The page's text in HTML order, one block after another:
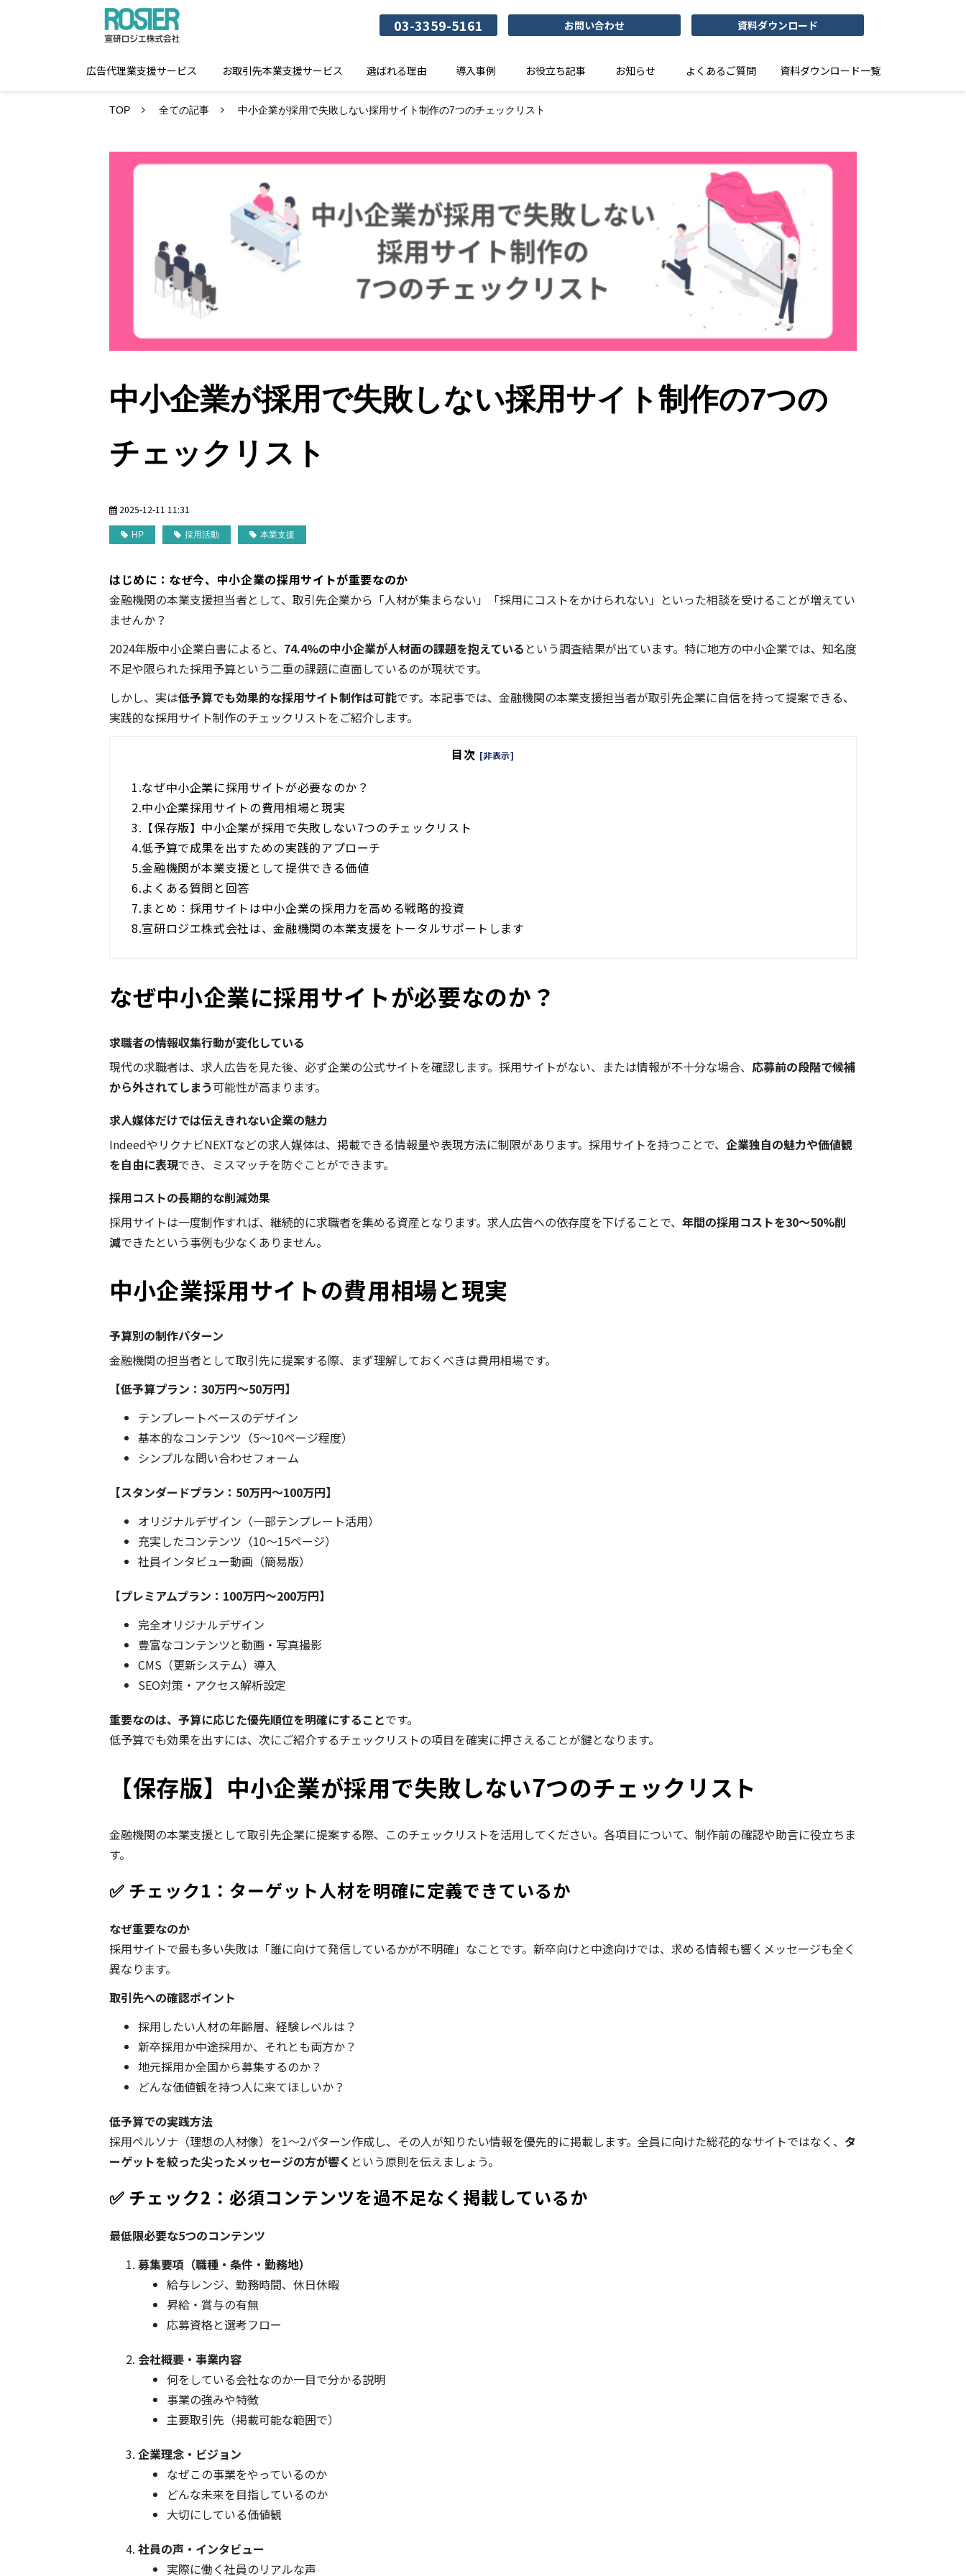
03-3359-5161 お問い合わせ 資料ダウンロード
広告代理業支援サービス お取引先本業支援サービス 選ばれる理由 導入事例 お役立ち記事 お知らせ よくあるご質問 資料ダウンロード一覧
TOP 全ての記事 中小企業が採用で失敗しない採用サイト制作の7つのチェックリスト
中小企業が採用で失敗しない採用サイト制作の7つの
チェックリスト
2025-12-11 11:31
HP 採用活動 本業支援
はじめに：なぜ今、中小企業の採用サイトが重要なのか
金融機関の本業支援担当者として、取引先企業から「人材が集まらない」「採用にコストをかけられない」といった相談を受けることが増えてい
ませんか？
2024年版中小企業白書によると、 74.4%の中小企業が人材面の課題を抱えている という調査結果が出ています。特に地方の中小企業では、知名度
不足や限られた採用予算という二重の課題に直面しているのが現状です。
しかし、実は低予算でも効果的な採用サイト制作は可能です。本記事では、金融機関の本業支援担当者が取引先企業に自信を持って提案できる、
実践的な採用サイト制作のチェックリストをご紹介します。
目次 [非表示]
1.なぜ中小企業に採用サイトが必要なのか？
2.中小企業採用サイトの費用相場と現実
3. 【保存版】中小企業が採用で失敗しない7つのチェックリスト
4.低予算で成果を出すための実践的アプローチ
5.金融機関が本業支援として提供できる価値
6.よくある質問と回答
7.まとめ：採用サイトは中小企業の採用力を高める戦略的投資
8.宣研ロジエ株式会社は、金融機関の本業支援をトータルサポートします
なぜ中小企業に採用サイトが必要なのか？
求職者の情報収集行動が変化している
現代の求職者は、求人広告を見た後、必ず企業の公式サイトを確認します。採用サイトがない、または情報が不十分な場合、 応募前の段階で候補
から外されてしまう可能性が高まります。
求人媒体だけでは伝えきれない企業の魅力
IndeedやリクナビNEXTなどの求人媒体は、掲載できる情報量や表現方法に制限があります。採用サイトを持つことで、 企業独自の魅力や価値観
を自由に表現でき、ミスマッチを防ぐことができます。
採用コストの長期的な削減効果
採用サイトは一度制作すれば、継続的に求職者を集める資産となります。求人広告への依存度を下げることで、 年間の採用コストを30〜50%削
減できたという事例も少なくありません。
中小企業採用サイトの費用相場と現実
予算別の制作パターン
金融機関の担当者として取引先に提案する際、まず理解しておくべきは費用相場です。
【低予算プラン：30万円〜50万円】
テンプレートベースのデザイン
基本的なコンテンツ（5〜10ページ程度）
シンプルな問い合わせフォーム
【スタンダードプラン：50万円〜100万円】
オリジナルデザイン（一部テンプレート活用）
充実したコンテンツ（10〜15ページ）
社員インタビュー動画（簡易版）
【プレミアムプラン：100万円〜200万円】
完全オリジナルデザイン
豊富なコンテンツと動画・写真撮影
CMS（更新システム）導入
SEO対策・アクセス解析設定
重要なのは、予算に応じた優先順位を明確にすることです。
低予算でも効果を出すには、次にご紹介するチェックリストの項目を確実に押さえることが鍵となります。
【保存版】中小企業が採用で失敗しない7つのチェックリスト
金融機関の本業支援として取引先企業に提案する際、このチェックリストを活用してください。各項目について、制作前の確認や助言に役立ちま
す。
✅ チェック1：ターゲット人材を明確に定義できているか
なぜ重要なのか
採用サイトで最も多い失敗は「誰に向けて発信しているかが不明確」なことです。新卒向けと中途向けでは、求める情報も響くメッセージも全く
異なります。
取引先への確認ポイント
採用したい人材の年齢層、経験レベルは？
新卒採用か中途採用か、それとも両方か？
地元採用か全国から募集するのか？
どんな価値観を持つ人に来てほしいか？
低予算での実践方法
採用ペルソナ（理想の人材像）を1〜2パターン作成し、その人が知りたい情報を優先的に掲載します。全員に向けた総花的なサイトではなく、 タ
ーゲットを絞った尖ったメッセージの方が響く という原則を伝えましょう。
✅ チェック2：必須コンテンツを過不足なく掲載しているか
最低限必要な5つのコンテンツ
募集要項（職種・条件・勤務地）
給与レンジ、勤務時間、休日休暇
昇給・賞与の有無
応募資格と選考フロー
会社概要・事業内容
何をしている会社なのか一目で分かる説明
事業の強みや特徴
主要取引先（掲載可能な範囲で）
企業理念・ビジョン
なぜこの事業をやっているのか
どんな未来を目指しているのか
大切にしている価値観
社員の声・インタビュー
実際に働く社員のリアルな声